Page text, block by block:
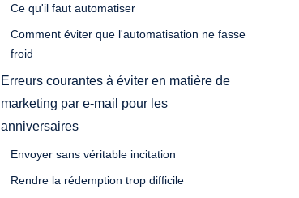
Ce qu'il faut automatiser
Comment éviter que l'automatisation ne fasse
froid
Erreurs courantes à éviter en matière de
marketing par e-mail pour les
anniversaires
Envoyer sans véritable incitation
Rendre la rédemption trop difficile